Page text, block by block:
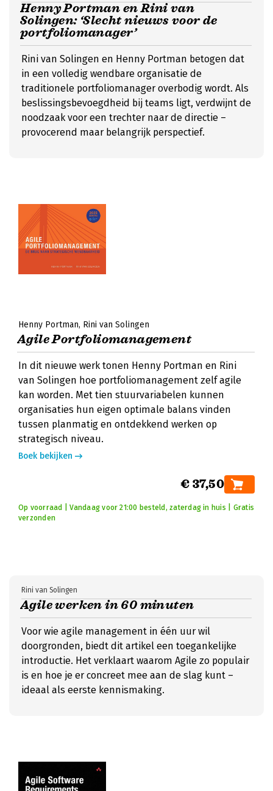
Henny Portman en Rini van
Solingen: ‘Slecht nieuws voor de
portfoliomanager’
Rini van Solingen en Henny Portman betogen dat
in een volledig wendbare organisatie de
traditionele portfoliomanager overbodig wordt. Als
beslissingsbevoegdheid bij teams ligt, verdwijnt de
noodzaak voor een trechter naar de directie –
provocerend maar belangrijk perspectief.
Henny Portman Rini van Solingen
Agile Portfoliomanagement
In dit nieuwe werk tonen Henny Portman en Rini
van Solingen hoe portfoliomanagement zelf agile
kan worden. Met tien stuurvariabelen kunnen
organisaties hun eigen optimale balans vinden
tussen planmatig en ontdekkend werken op
strategisch niveau.
Boek bekijken
€ 37,50
Op voorraad | Vandaag voor 21:00 besteld, zaterdag in huis | Gratis
verzonden
Agile werken in 60 minuten
Rini van Solingen
Voor wie agile management in één uur wil
doorgronden, biedt dit artikel een toegankelijke
introductie. Het verklaart waarom Agile zo populair
is en hoe je er concreet mee aan de slag kunt –
ideaal als eerste kennismaking.